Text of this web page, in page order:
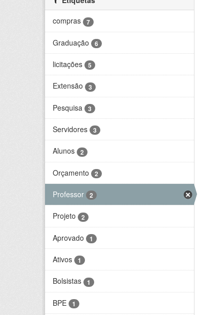
compras
7
Graduação 6
licitações 5
Extensão 3
Pesquisa 3
Servidores 3
Alunos 2
Orçamento 2
Professor 2
Projeto 2
Aprovado 1
Ativos 1
Bolsistas 1
BPE 1